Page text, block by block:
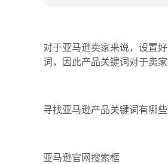
对于亚马逊卖家来说，设置
词，因此产品关键词对于卖
寻找亚马逊产品关键词有哪
亚马逊官网搜索框